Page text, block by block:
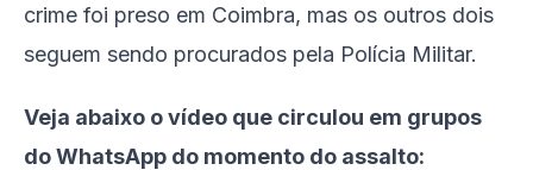
crime foi preso em Coimbra, mas os outros dois
seguem sendo procurados pela Polícia Militar.
Veja abaixo o vídeo que circulou em grupos
do WhatsApp do momento do assalto: